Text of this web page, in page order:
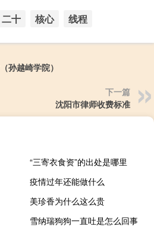
二十 核心 线程
孙越崎学院）
下一篇
沈阳市律师收费标准
“三寄衣食资”的出处是哪里
疫情过年还能做什么
美珍香为什么这么贵
雪纳瑞狗狗一直吐是怎么回事